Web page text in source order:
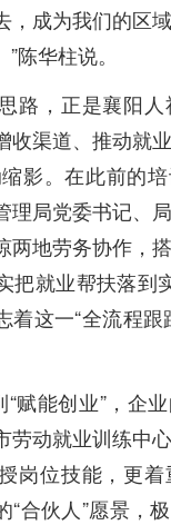
，成为我们的区
陈华柱说。
路，正是襄阳
渠道、推动就
影。在此前的
理局党委书记、
两地劳务协作，
把就业帮扶落到
着这一“全流程
“赋能创业”，企
劳动就业训练中
岗位技能，更
“合伙人”愿景，